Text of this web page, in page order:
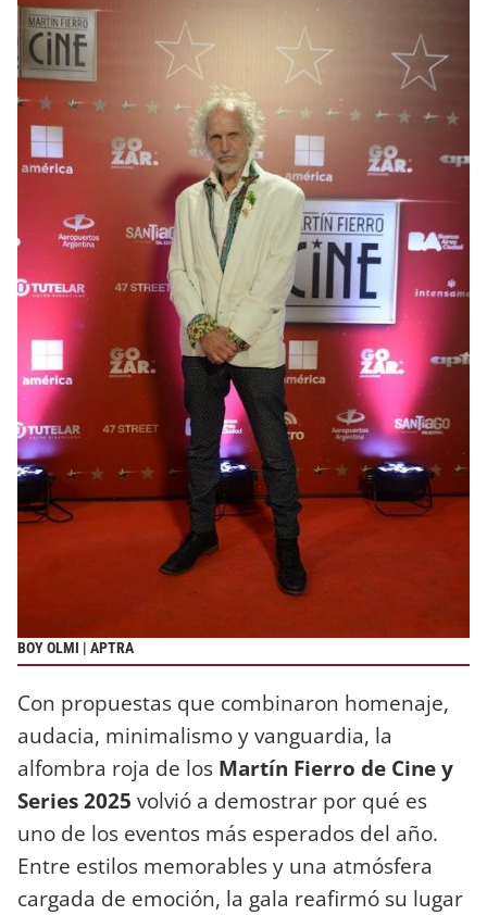
BOY OLMI | APTRA
Con propuestas que combinaron homenaje,
audacia, minimalismo y vanguardia, la
alfombra roja de los Martín Fierro de Cine y
Series 2025 volvió a demostrar por qué es
uno de los eventos más esperados del año.
Entre estilos memorables y una atmósfera
cargada de emoción, la gala reafirmó su lugar